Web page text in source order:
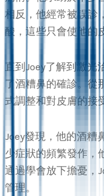
相反，他經常被誤診
酸，這些只會使他的
直到Joey了解到激光
了酒糟鼻的確診。從
式調整和對皮膚的接
Joey發現，他的酒糟
少症狀的頻繁發作，
通過學會放下擔憂，
管理。